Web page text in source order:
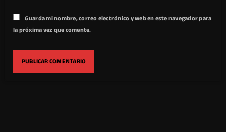
Guarda mi nombre, correo electrónico y web en este navegador para
la próxima vez que comente.